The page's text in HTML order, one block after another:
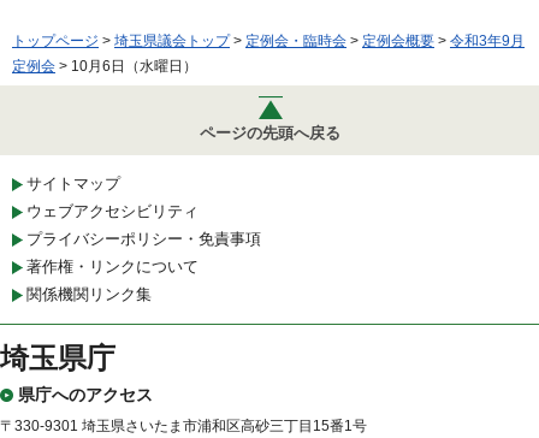
トップページ > 埼玉県議会トップ> 定例会・臨時会 > 定例会概要 > 令和3年9月
定例会 > 10月6日（水曜日）
ページの先頭へ戻る
サイトマップ
ウェブアクセシビリティ
プライバシーポリシー・免責事項
著作権・リンクについて
関係機関リンク集
埼玉県庁
県庁へのアクセス
〒330-9301 埼玉県さいたま市浦和区高砂三丁目15番1号